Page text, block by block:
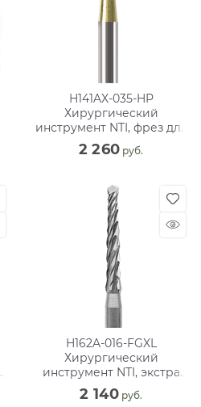
H141AX-035-HP
Хирургический
инструмент NTI, фрез для
кости, ТВС, хвостовик для
прямого
2 260 руб.
H162A-016-FGXL
Хирургический
инструмент NTI, экстра
длинный, фрез для кости
2 140 руб.